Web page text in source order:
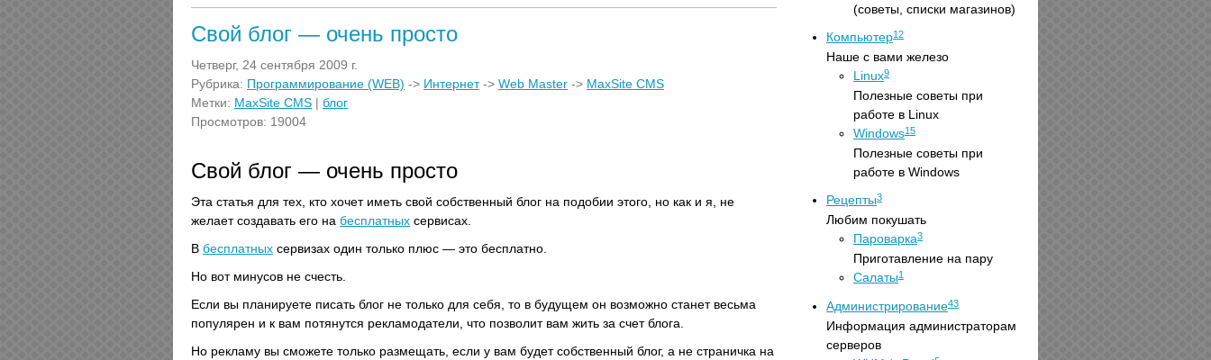
Свой блог — очень просто
Четверг, 24 сентября 2009 г.
Рубрика: Программирование (WEB) -> Интернет-> Web Master -> MaxSite CMS
Метки: MaxSite CMS | блог
Просмотров: 19004
Свой блог — очень просто
Эта статья для тех, кто хочет иметь свой собственный блог на подобии этого, но как и я, не
желает создавать его на бесплатных сервисах.
В бесплатных сервизах один только плюс — это бесплатно.
Но вот минусов не счесть.
Если вы планируете писать блог не только для себя, то в будущем он возможно станет весьма
популярен и к вам потянутся рекламодатели, что позволит вам жить за счет блога.
Но рекламу вы сможете только размещать, если у вам будет собственный блог, а не страничка на
(советы, списки магазинов)
Компьютер12
Наше с вами железо
Linux9
Полезные советы при
работе в Linux
Windows15
Полезные советы при
работе в Windows
Рецепты3
Любим покушать
Пароварка3
Приготавление на пару
Салаты1
Администрирование43
Информация администраторам
серверов